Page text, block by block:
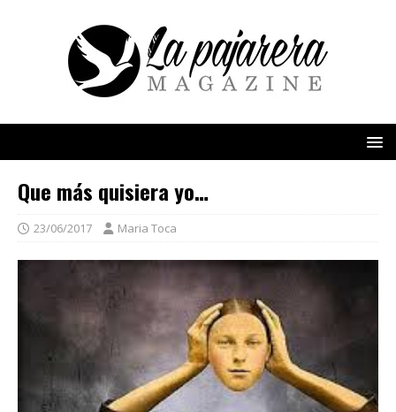
Que más quisiera yo…
23/06/2017 Maria Toca